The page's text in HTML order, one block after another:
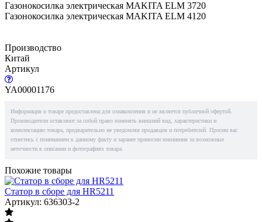
Газонокосилка электрическая MAKITA ELM 3720
Газонокосилка электрическая MAKITA ELM 4120
Производство
Китай
Артикул
YA00001176
Информация о товаре предоставлена для ознакомления и не является публичной офертой.
Производители оставляют за собой право изменять внешний вид, характеристики и
комплектацию товара, предварительно не уведомляя продавцов и потребителей. Просим вас
отнестись с пониманием к данному факту и заранее приносим извинения за возможные
неточности в описании и фотографиях товара.
Похожие товары
Статор в сборе для HR5211
Артикул: 636303-2